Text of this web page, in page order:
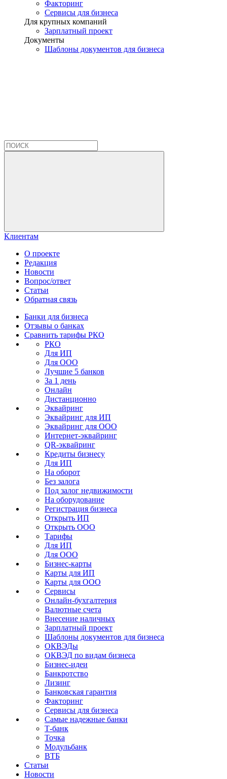
Факторинг
Сервисы для бизнеса
Для крупных компаний
Зарплатный проект
Документы
Шаблоны документов для бизнеса
Клиентам
О проекте
Редакция
Новости
Вопрос/ответ
Статьи
Обратная связь
Банки для бизнеса
Отзывы о банках
Сравнить тарифы РКО
РКО
Для ИП
Для ООО
Лучшие 5 банков
За 1 день
Онлайн
Дистанционно
Эквайринг
Эквайринг для ИП
Эквайринг для ООО
Интернет-эквайринг
QR-эквайринг
Кредиты бизнесу
Для ИП
На оборот
Без залога
Под залог недвижимости
На оборудование
Регистрация бизнеса
Открыть ИП
Открыть ООО
Тарифы
Для ИП
Для ООО
Бизнес-карты
Карты для ИП
Карты для ООО
Сервисы
Онлайн-бухгалтерия
Валютные счета
Внесение наличных
Зарплатный проект
Шаблоны документов для бизнеса
ОКВЭДы
ОКВЭД по видам бизнеса
Бизнес-идеи
Банкротство
Лизинг
Банковская гарантия
Факторинг
Сервисы для бизнеса
Самые надежные банки
Т-банк
Точка
Модульбанк
ВТБ
Статьи
Новости